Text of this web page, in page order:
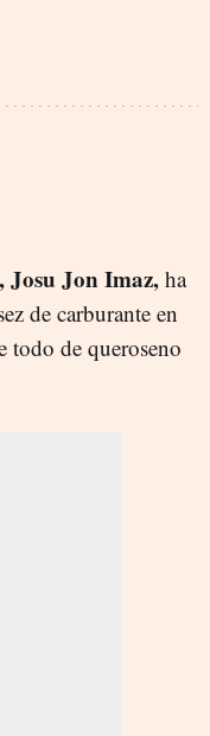
Josu Jon Imaz, ha
de carburante en
todo de queroseno